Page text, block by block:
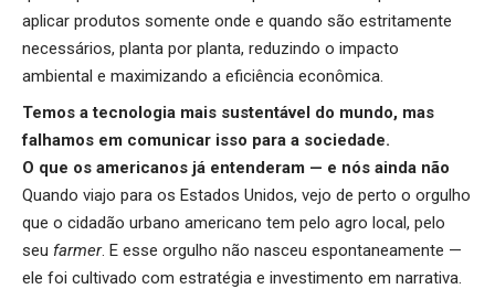
aplicar produtos somente onde e quando são estritamente
necessários, planta por planta, reduzindo o impacto
ambiental e maximizando a eficiência econômica.
Temos a tecnologia mais sustentável do mundo, mas
falhamos em comunicar isso para a sociedade.
O que os americanos já entenderam — e nós ainda não
Quando viajo para os Estados Unidos, vejo de perto o orgulho
que o cidadão urbano americano tem pelo agro local, pelo
seu farmer. E esse orgulho não nasceu espontaneamente —
ele foi cultivado com estratégia e investimento em narrativa.